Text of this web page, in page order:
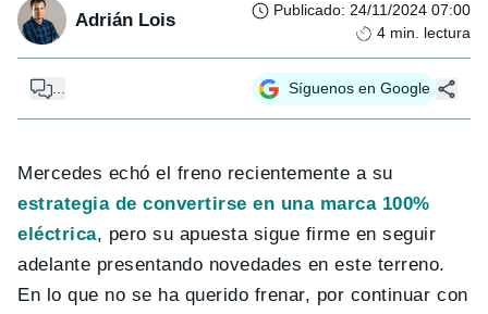
Adrián Lois Publicado: 24/11/2024 07:00
4 min. lectura
... Síguenos en Google
Mercedes echó el freno recientemente a su
estrategia de convertirse en una marca 100%
eléctrica, pero su apuesta sigue firme en seguir
adelante presentando novedades en este terreno.
En lo que no se ha querido frenar, por continuar con